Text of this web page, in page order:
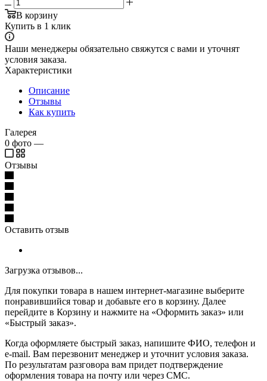
В корзину
Купить в 1 клик
Наши менеджеры обязательно свяжутся с вами и уточнят
условия заказа.
Характеристики
Описание
Отзывы
Как купить
Галерея
0 фото —
Отзывы
Оставить отзыв
Загрузка отзывов...
Для покупки товара в нашем интернет-магазине выберите
понравившийся товар и добавьте его в корзину. Далее
перейдите в Корзину и нажмите на «Оформить заказ» или
«Быстрый заказ».
Когда оформляете быстрый заказ, напишите ФИО, телефон и
e-mail. Вам перезвонит менеджер и уточнит условия заказа.
По результатам разговора вам придет подтверждение
оформления товара на почту или через СМС.